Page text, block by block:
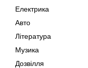
Електрика
Авто
Література
Музика
Дозвілля